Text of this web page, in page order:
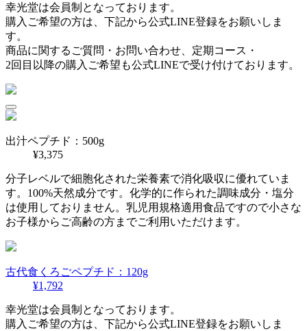
幸光堂は会員制となっております。
購入ご希望の方は、下記から公式LINE登録をお願いしま
す。
商品に関するご質問・お問い合わせ、定期コース・
2回目以降の購入ご希望も公式LINEで受け付けております。
出汁ペプチド：500g
¥3,375
分子レベルで細胞化された栄養素で消化吸収に優れていま
す。100%天然成分です。化学的に作られた調味成分・塩分
は使用しておりません。乳児用規格適用食品ですので小さな
お子様からご高齢の方までご利用いただけます。
古代食くろごペプチド：120g
¥1,792
幸光堂は会員制となっております。
購入ご希望の方は、下記から公式LINE登録をお願いしま